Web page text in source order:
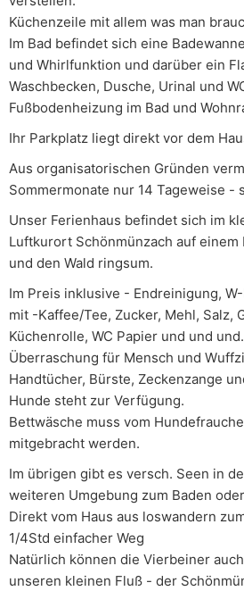
Küchenzeile mit allem was man
Im Bad befindet sich eine
und Whirlfunktion und darüber ein
Waschbecken, Dusche, Urinal und
Fußbodenheizung im Bad und
Ihr Parkplatz liegt direkt vor dem
Aus organisatorischen Gründen
Sommermonate nur 14 Tageweise -
Unser Ferienhaus befindet sich im
Luftkurort Schönmünzach auf einem
und den Wald ringsum.
Im Preis inklusive - Endreinigung,
mit -Kaffee/Tee, Zucker, Mehl, Salz,
Küchenrolle, WC Papier und und
Überraschung für Mensch und
Handtücher, Bürste, Zeckenzange
Hunde steht zur Verfügung.
Bettwäsche muss vom
mitgebracht werden.
Im übrigen gibt es versch. Seen in
weiteren Umgebung zum Baden
Direkt vom Haus aus loswandern
1/4Std einfacher Weg
Natürlich können die Vierbeiner
unseren kleinen Fluß - der